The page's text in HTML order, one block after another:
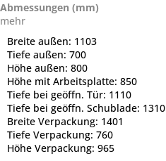
Abmessungen (mm)
mehr
Breite außen: 1103
Tiefe außen: 700
Höhe außen: 800
Höhe mit Arbeitsplatte: 850
Tiefe bei geöffn. Tür: 1110
Tiefe bei geöffn. Schublade: 1310
Breite Verpackung: 1401
Tiefe Verpackung: 760
Höhe Verpackung: 965